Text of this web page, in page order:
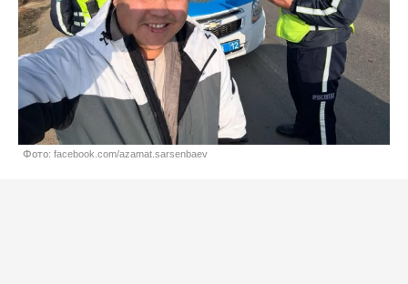
Фото: facebook.com/azamat.sarsenbaev